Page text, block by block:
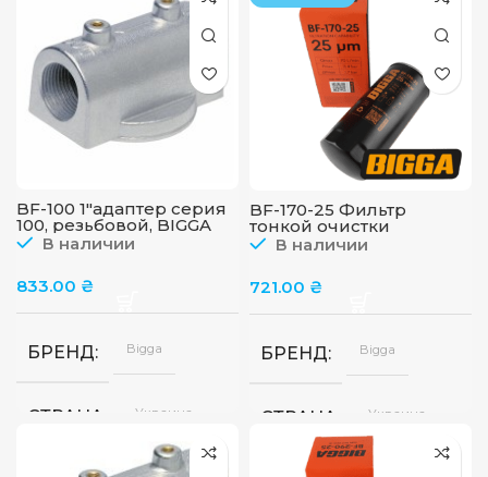
ПИТАНИЕ
BF-100 1″адаптер серия
100, резьбовой, BIGGA
В наличии
833.00 ₴
БРЕНД Bigga
СТРАНА Украина
BF-170-25 Фильтр
тонкой очистки
дизельного топлива, до
В наличии
721.00 ₴
БРЕНД Bigga
СТРАНА Украина